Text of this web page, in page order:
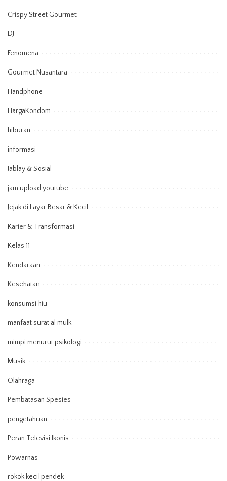
Crispy Street Gourmet
DJ
Fenomena
Gourmet Nusantara
Handphone
HargaKondom
hiburan
informasi
Jablay & Sosial
jam upload youtube
Jejak di Layar Besar & Kecil
Karier & Transformasi
Kelas 11
Kendaraan
Kesehatan
konsumsi hiu
manfaat surat al mulk
mimpi menurut psikologi
Musik
Olahraga
Pembatasan Spesies
pengetahuan
Peran Televisi Ikonis
Powarnas
rokok kecil pendek